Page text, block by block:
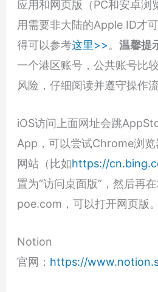
应用和网页版（PC和安卓浏
用需要非大陆的Apple ID才
得可以参考这里>>。 温馨提
一个港区账号，公共账号比
风险，仔细阅读并遵守操作
iOS访问上面网址会跳
App，可以尝试Chrome浏
网站（比如https://
置为“访问桌面版”，然后再
poe.com，可以打开网页版。
Notion
官网： https://